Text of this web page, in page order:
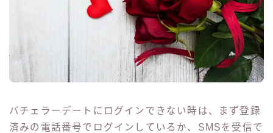
バチェラーデートにログインできない時は、まず登録
済みの電話番号でログインしているか、SMSを受信で